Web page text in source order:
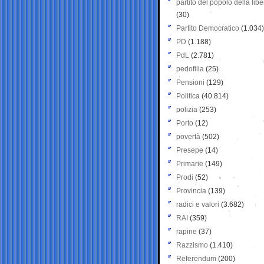
partito del popolo della
(30)
Partito Democratico (1.034)
PD (1.188)
PdL (2.781)
pedofilia (25)
Pensioni (129)
Politica (40.814)
polizia (253)
Porto (12)
povertà (502)
Presepe (14)
Primarie (149)
Prodi (52)
Provincia (139)
radici e valori (3.682)
RAI (359)
rapine (37)
Razzismo (1.410)
Referendum (200)